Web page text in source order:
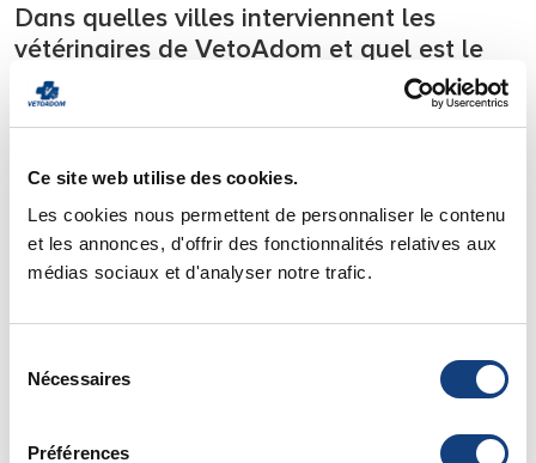
Ce site web utilise des cookies.
Les cookies nous permettent de personnaliser le contenu
et les annonces, d'offrir des fonctionnalités relatives aux
médias sociaux et d'analyser notre trafic.
Nécessaires
Préférences
Dans quelles villes interviennent les
vétérinaires de VetoAdom et quel est le
tarif d’une consultation à domicile à Les
Loges En Josas?
départements l’Ile de France.
Nous intervenons en urgence7j/7 directement à votre
domicileavec tout le matériel nécessaire à la prise en
charge des urgences et soignons votre animal de compagnie
d’intervention vous pouvez consulter notre page dezone
Vous y trouverez également
de nos déplacements